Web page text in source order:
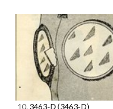
10. 3463-D(3463-D)